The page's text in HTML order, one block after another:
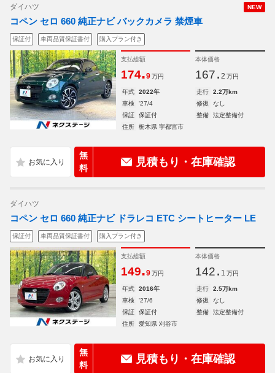
NEW
ダイハツ
コペン セロ 660 純正ナビ バックカメラ 禁煙車
保証付 車両品質保証書付 購入プラン付き
支払総額
174.9 万円
本体価格
167. 2 万円
年式 2022年 走行
2.2万km
車検
'27/4 修復
なし
保証
保証付 整備
法定整備付
住所
栃木県 宇都宮市
無
料
見積もり・在庫確認
ダイハツ
コペン セロ 660 純正ナビ ドラレコ ETC シートヒーター LE
保証付 車両品質保証書付 購入プラン付き
支払総額
149.9 万円
本体価格
142. 1 万円
年式 2016年 走行
2.5万km
車検
'27/6 修復
なし
保証
保証付 整備
法定整備付
住所
愛知県 刈谷市
無
料
見積もり・在庫確認